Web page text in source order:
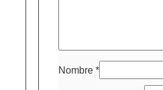
Nombre *